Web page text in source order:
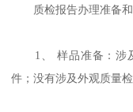
质检报告办理准备和
1、 样品准备：涉及
件；没有涉及外观质量